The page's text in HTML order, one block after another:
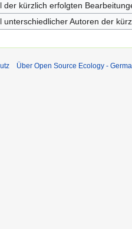
der kürzlich erfolgten
unterschiedlicher Autoren der
Über Open Source Ecology -